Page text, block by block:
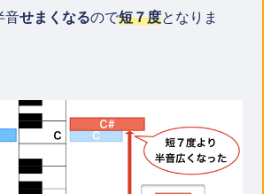
音せまくなるので短７度となりま